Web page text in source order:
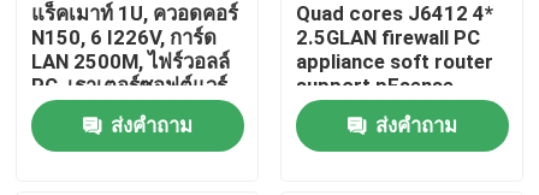
ทัวร์โรงงาน
ควบคุมคุณภาพ
แร็คเมาท์ 1U, ควอดคอร์
N150, 6 I226V, การ์ด
LAN 2500M, ไฟร์วอลล์
PC, เราเตอร์ซอฟต์แวร์,
รองรับ pFsense
ส่งคำถาม
Quad cores J6412 4*
2.5GLAN firewall PC
appliance soft router
support pFsense
ส่งคำถาม